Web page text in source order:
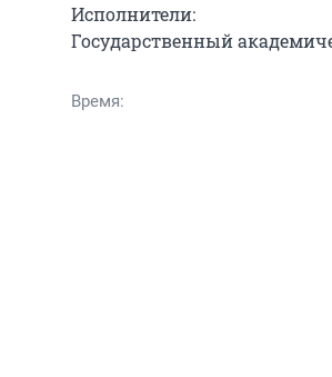
Исполнители:
Государственный
Время: